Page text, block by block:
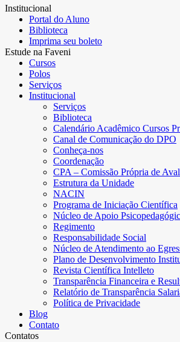
Institucional
Portal do Aluno
Biblioteca
Imprima seu boleto
Estude na Faveni
Cursos
Polos
Serviços
Institucional
Serviços
Biblioteca
Calendário Acadêmico Cursos
Canal de Comunicação do DPO
Conheça-nos
Coordenação
CPA – Comissão Própria de
Estrutura da Unidade
NACIN
Programa de Iniciação Científica
Núcleo de Apoio
Regimento
Responsabilidade Social
Núcleo de Atendimento ao
Plano de Desenvolvimento
Revista Científica Intelleto
Transparência Financeira e
Relatório de Transparência
Política de Privacidade
Blog
Contato
Contatos